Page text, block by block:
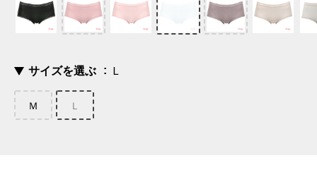
サイズを選ぶ Ｌ
Ｍ Ｌ